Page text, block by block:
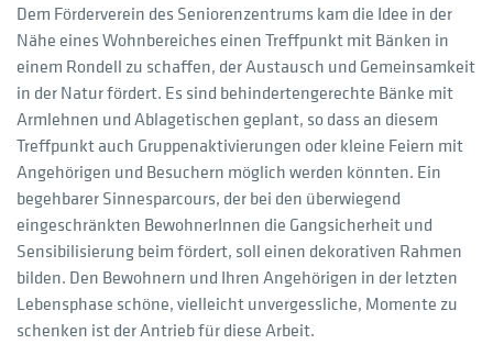
Dem Förderverein des Seniorenzentrums kam die Idee in der
Nähe eines Wohnbereiches einen Treffpunkt mit Bänken in
einem Rondell zu schaffen, der Austausch und Gemeinsamkeit
in der Natur fördert. Es sind behindertengerechte Bänke mit
Armlehnen und Ablagetischen geplant, so dass an diesem
Treffpunkt auch Gruppenaktivierungen oder kleine Feiern mit
Angehörigen und Besuchern möglich werden könnten. Ein
begehbarer Sinnesparcours, der bei den überwiegend
eingeschränkten BewohnerInnen die Gangsicherheit und
Sensibilisierung beim fördert, soll einen dekorativen Rahmen
bilden. Den Bewohnern und Ihren Angehörigen in der letzten
Lebensphase schöne, vielleicht unvergessliche, Momente zu
schenken ist der Antrieb für diese Arbeit.